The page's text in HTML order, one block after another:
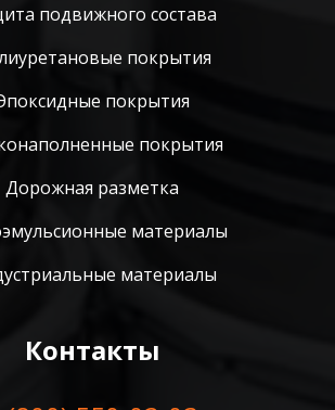
подвижного состава
покрытия
покрытия
покрытия
Дорожная разметка
материалы
материалы
Контакты